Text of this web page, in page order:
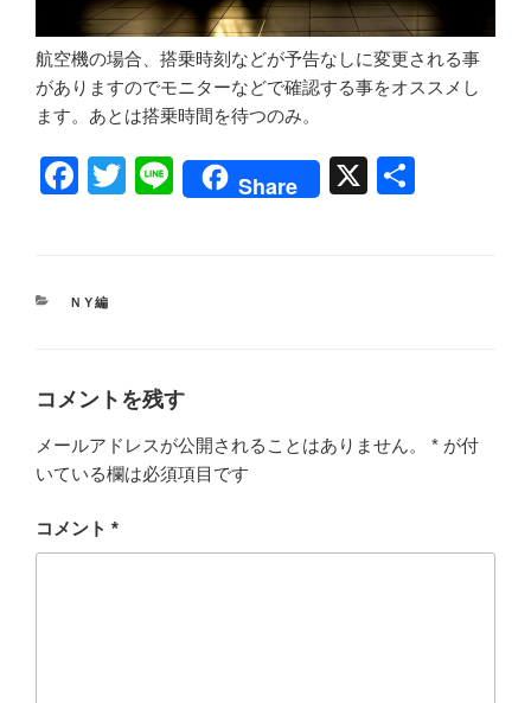
航空機の場合、搭乗時刻などが予告なしに変更される事
がありますのでモニターなどで確認する事をオススメし
ます。あとは搭乗時間を待つのみ。
F
e
o
k
T
Li
Share X
カ
ＮＹ編
コメントを残す
メールアドレスが公開されることはありません。 * が付
いている欄は必須項目です
コメント *